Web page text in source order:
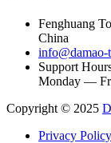
Fenghuang
China
info@damao-
Support
Monday —
Copyright © 2025
Privacy Policy